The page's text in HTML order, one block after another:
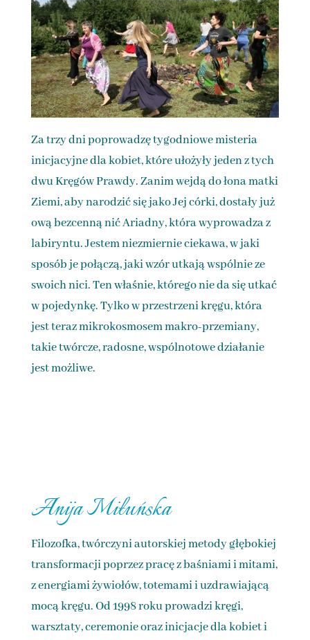
Za trzy dni poprowadzę tygodniowe misteria
inicjacyjne dla kobiet, które ułożyły jeden z tych
dwu Kręgów Prawdy. Zanim wejdą do łona matki
Ziemi, aby narodzić się jako Jej córki, dostały już
ową bezcenną nić Ariadny, która wyprowadza z
labiryntu. Jestem niezmiernie ciekawa, w jaki
sposób je połączą, jaki wzór utkają wspólnie ze
swoich nici. Ten właśnie, którego nie da się utkać
w pojedynkę. Tylko w przestrzeni kręgu, która
jest teraz mikrokosmosem makro-przemiany,
takie twórcze, radosne, wspólnotowe działanie
jest możliwe.
Anija Miłuńska
Filozofka, twórczyni autorskiej metody głębokiej
transformacji poprzez pracę z baśniami i mitami,
z energiami żywiołów, totemami i uzdrawiającą
mocą kręgu. Od 1998 roku prowadzi kręgi,
warsztaty, ceremonie oraz inicjacje dla kobiet i